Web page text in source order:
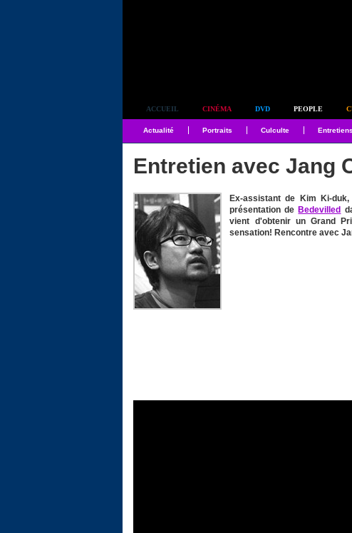
ACCUEIL CINÉMA DVD PEOPLE
Actualité Portraits Culculte Entretiens
Entretien avec Jang
Ex-assistant de Kim Ki-
présentation de Bedevilled
vient d'obtenir un Grand
sensation! Rencontre avec